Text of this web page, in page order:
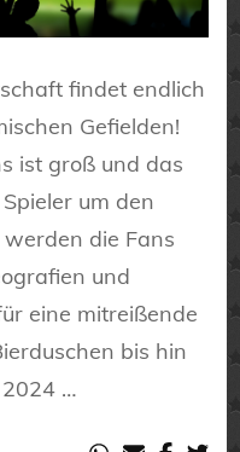
findet endlich
Gefielden!
ist groß und das
um den
die Fans
und
eine mitreißende
bis hin
2024 …